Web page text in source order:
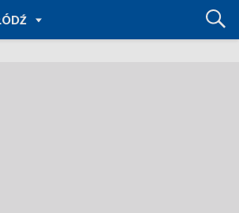
POWRÓT
DO
REGIONY